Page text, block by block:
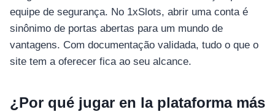
equipe de segurança. No 1xSlots, abrir uma conta é
sinônimo de portas abertas para um mundo de
vantagens. Com documentação validada, tudo o que o
site tem a oferecer fica ao seu alcance.
¿Por qué jugar en la plataforma más